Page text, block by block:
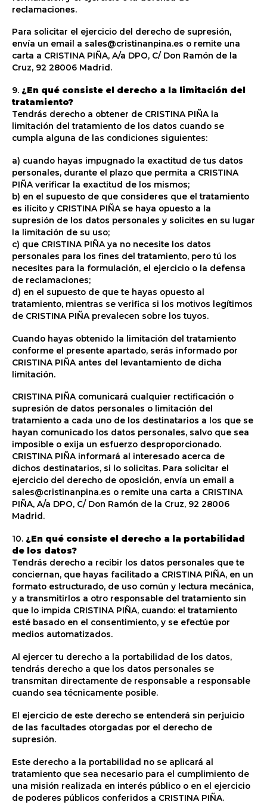
reclamaciones.
Para solicitar el ejercicio del derecho de supresión,
envía un email a sales@cristinanpina.es o remite una
carta a CRISTINA PIÑA, A/a DPO, C/ Don Ramón de la
Cruz, 92 28006 Madrid.
9. ¿En qué consiste el derecho a la limitación del
tratamiento?
Tendrás derecho a obtener de CRISTINA PIÑA la
limitación del tratamiento de los datos cuando se
cumpla alguna de las condiciones siguientes:
a) cuando hayas impugnado la exactitud de tus datos
personales, durante el plazo que permita a CRISTINA
PIÑA verificar la exactitud de los mismos;
b) en el supuesto de que consideres que el tratamiento
es ilícito y CRISTINA PIÑA se haya opuesto a la
supresión de los datos personales y solicites en su lugar
la limitación de su uso;
c) que CRISTINA PIÑA ya no necesite los datos
personales para los fines del tratamiento, pero tú los
necesites para la formulación, el ejercicio o la defensa
de reclamaciones;
d) en el supuesto de que te hayas opuesto al
tratamiento, mientras se verifica si los motivos legítimos
de CRISTINA PIÑA prevalecen sobre los tuyos.
Cuando hayas obtenido la limitación del tratamiento
conforme el presente apartado, serás informado por
CRISTINA PIÑA antes del levantamiento de dicha
limitación.
CRISTINA PIÑA comunicará cualquier rectificación o
supresión de datos personales o limitación del
tratamiento a cada uno de los destinatarios a los que se
hayan comunicado los datos personales, salvo que sea
imposible o exija un esfuerzo desproporcionado.
CRISTINA PIÑA informará al interesado acerca de
dichos destinatarios, si lo solicitas. Para solicitar el
ejercicio del derecho de oposición, envía un email a
sales@cristinanpina.es o remite una carta a CRISTINA
PIÑA, A/a DPO, C/ Don Ramón de la Cruz, 92 28006
Madrid.
10. ¿En qué consiste el derecho a la portabilidad
de los datos?
Tendrás derecho a recibir los datos personales que te
conciernan, que hayas facilitado a CRISTINA PIÑA, en un
formato estructurado, de uso común y lectura mecánica,
y a transmitirlos a otro responsable del tratamiento sin
que lo impida CRISTINA PIÑA, cuando: el tratamiento
esté basado en el consentimiento, y se efectúe por
medios automatizados.
Al ejercer tu derecho a la portabilidad de los datos,
tendrás derecho a que los datos personales se
transmitan directamente de responsable a responsable
cuando sea técnicamente posible.
El ejercicio de este derecho se entenderá sin perjuicio
de las facultades otorgadas por el derecho de
supresión.
Este derecho a la portabilidad no se aplicará al
tratamiento que sea necesario para el cumplimiento de
una misión realizada en interés público o en el ejercicio
de poderes públicos conferidos a CRISTINA PIÑA.